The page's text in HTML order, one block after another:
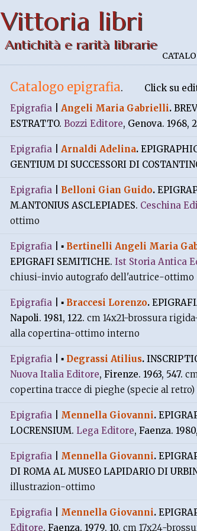
Vittoria libri
Antichità e rarità librarie
Catalogo epigrafia.
Click su
Epigrafia
Angeli Maria Gabrielli.
ESTRATTO. Bozzi Editore, Genova. 1968,
Epigrafia Arnaldi Adelina.
GENTIUM DI SUCCESSORI DI
Epigrafia Belloni Gian Guido.
M.ANTONIUS ASCLEPIADES. Ceschina
ottimo
Epigrafia ▪ Bertinelli Angeli Maria
EPIGRAFI SEMITICHE. Ist Storia Antica
chiusi-invio autografo dell'autrice-ottimo
Epigrafia ▪ Braccesi Lorenzo.
Napoli. 1981, 122. cm 14x21-brossura
alla copertina-ottimo interno
Epigrafia ▪ Degrassi Atilius.
Nuova Italia Editore, Firenze. 1963, 547.
copertina tracce di pieghe (specie al
Epigrafia Mennella Giovanni.
LOCRENSIUM. Lega Editore, Faenza.
Epigrafia Mennella Giovanni.
DI ROMA AL MUSEO LAPIDARIO DI
illustrazion-ottimo
Epigrafia Mennella Giovanni.
Editore, Faenza. 1979, 10. cm 17x24-